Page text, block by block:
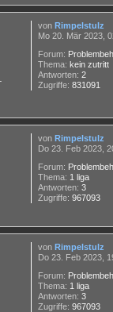
von Rimpelstulz
Mo 20. Mär 2023,
Forum:
Thema: kein zutritt
Antworten: 2
Zugriffe: 831091
von Rimpelstulz
Do 23. Feb 2023,
Forum:
Thema: 1 liga
Antworten: 3
Zugriffe: 967093
von Rimpelstulz
Do 23. Feb 2023,
Forum:
Thema: 1 liga
Antworten: 3
Zugriffe: 967093